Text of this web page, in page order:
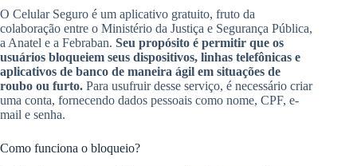
O Celular Seguro é um aplicativo gratuito, fruto da
colaboração entre o Ministério da Justiça e Segurança Pública,
a Anatel e a Febraban. Seu propósito é permitir que os
usuários bloqueiem seus dispositivos, linhas telefônicas e
aplicativos de banco de maneira ágil em situações de
roubo ou furto. Para usufruir desse serviço, é necessário criar
uma conta, fornecendo dados pessoais como nome, CPF, e-
mail e senha.
Como funciona o bloqueio?